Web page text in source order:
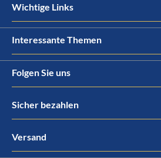
Wichtige Links
Interessante Themen
Folgen Sie uns
Sicher bezahlen
Versand